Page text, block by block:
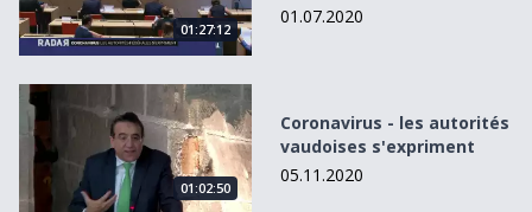
01:27:12
01.07.2020
Coronavirus - les autorités vaudoises s&#039;expriment
01:02:50
Coronavirus - les autorités
vaudoises s'expriment
05.11.2020